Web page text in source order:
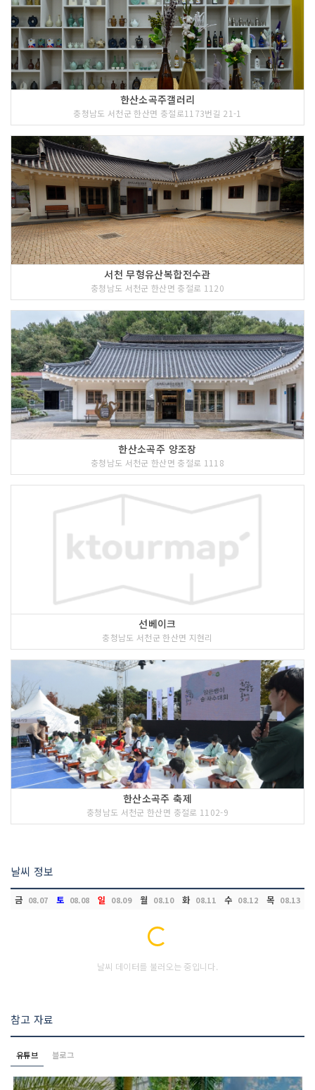
한산소곡주갤러리
충청남도 서천군 한산면 충절로1173번길 21-1
서천 무형유산복합전수관
충청남도 서천군 한산면 충절로 1120
한산소곡주 양조장
충청남도 서천군 한산면 충절로 1118
선베이크
충청남도 서천군 한산면 지현리
한산소곡주 축제
충청남도 서천군 한산면 충절로 1102-9
날씨 정보
금 08.07 토 08.08 일 08.09 월 08.10 화 08.11 수 08.12 목 08.13
Loading...
날씨 데이터를 불러오는 중입니다.
참고 자료
유튜브 블로그